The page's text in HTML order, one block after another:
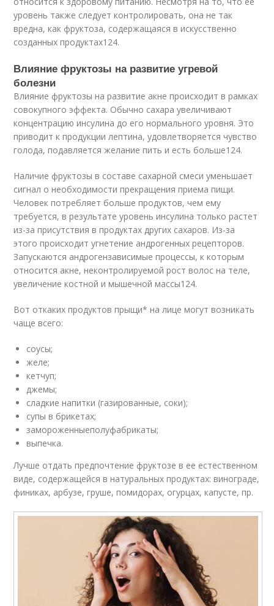
уровень также следует контролировать, она не так
вредна, как фруктоза, содержащаяся в искусственно
созданных продуктах124.
Влияние фруктозы на развитие угревой
болезни
Влияние фруктозы на развитие акне происходит в рамках
совокупного эффекта. Обычно сахара увеличивают
концентрацию инсулина до его нормального уровня. Это
приводит к продукции лептина, удовлетворяется чувство
голода, подавляется желание пить и есть больше124.
Наличие фруктозы в составе сахарной смеси уменьшает
сигнал о необходимости прекращения приема пищи.
Человек потребляет больше продуктов, чем ему
требуется, в результате уровень инсулина только растет
из-за присутствия в продуктах других сахаров. Из-за
этого происходит угнетение андрогенных рецепторов.
Запускаются андрогензависимые процессы, к которым
относится акне, неконтролируемой рост волос на теле,
увеличение костной и мышечной массы124.
Вот откаких продуктов прыщи* на лице могут возникать
чаще всего:
соусы;
желе;
кетчуп;
джемы;
сладкие напитки (газированные, соки);
супы в брикетах;
замороженныеполуфабрикаты;
выпечка.
Лучше отдать предпочтение фруктозе в ее естественном
виде, содержащейся в натуральных продуктах: винограде,
финиках, арбузе, груше, помидорах, огурцах, капусте, пр.